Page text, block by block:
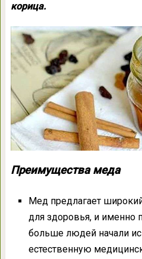
корица.
Преимущества меда
Мед предлагает
для здоровья, и именно
больше людей начали
естественную